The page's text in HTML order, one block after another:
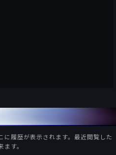
に履歴が表示されます。最近閲覧した
す。